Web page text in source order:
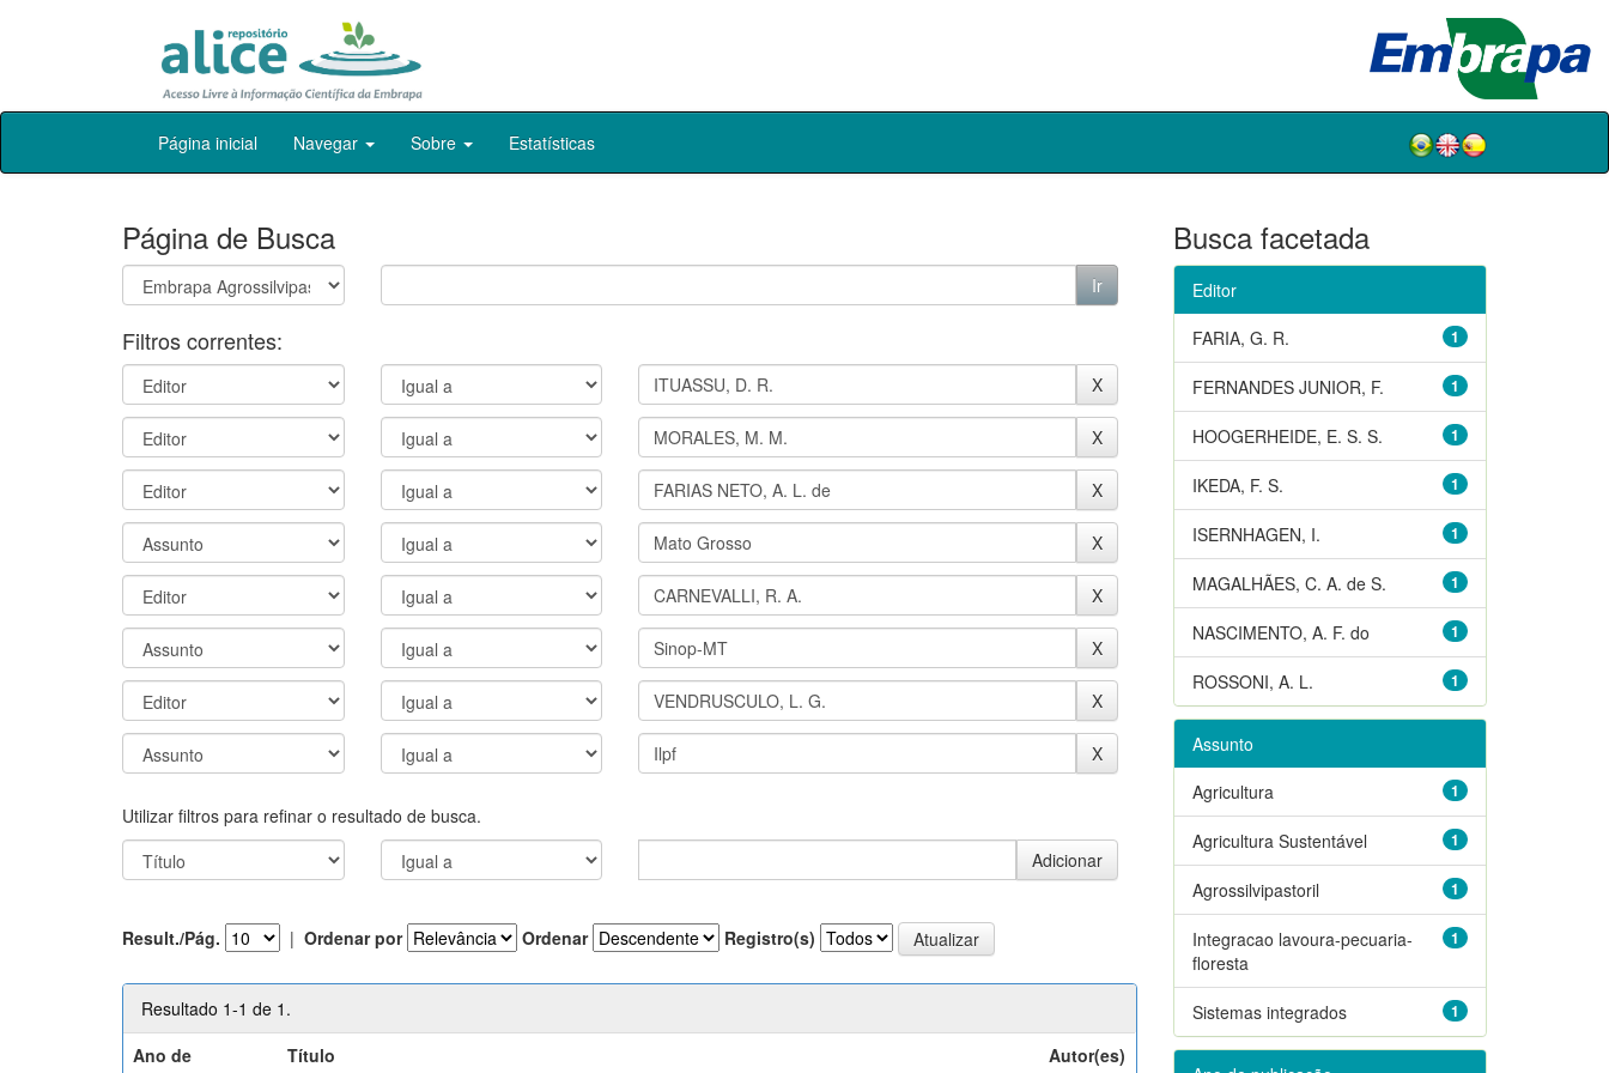
Skip
Página inicial Navegar Sobre Estatísticas
Página de Busca
Filtros correntes:
Utilizar filtros para refinar o resultado de busca.
Result./Pág. | Ordenar por Ordenar Registro(s)
Resultado 1-1 de 1.
Ano de
Título Autor(es)
Busca facetada
Editor
1
FARIA, G. R.
1
FERNANDES JUNIOR, F.
1
HOOGERHEIDE, E. S. S.
1
IKEDA, F. S.
1
ISERNHAGEN, I.
1
MAGALHÃES, C. A. de S.
1
NASCIMENTO, A. F. do
1
ROSSONI, A. L.
Assunto
1
Agricultura
1
Agricultura Sustentável
1
Agrossilvipastoril
1
Integracao lavoura-pecuaria-
floresta
1
Sistemas integrados